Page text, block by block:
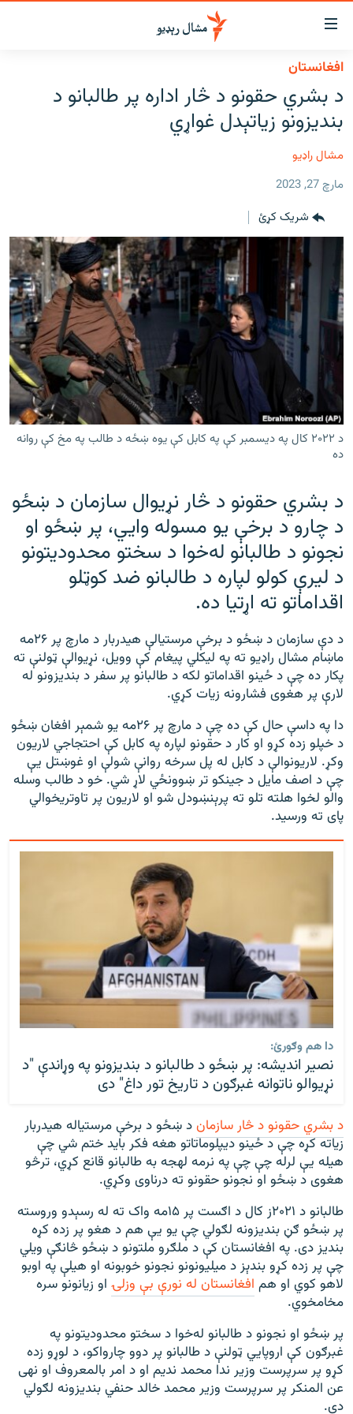
د
لاسرسي
ځای
پاڼې
موضوع
ته
شئ
عمومي
کورپاڼې
ته
لاړ
شئ
لټون
ته
ورشئ
لنډ خبرونه
پښتونخوا او قبایل
بلوچستان
پاکستان
افغانستان
ځانګړې مرکې، شننې
انځور او ویډیو
اوونیزې خپرونې
۱۴ ساعته راډیويي خپرونې
Gandhara
موږ وڅارئ
د ازادې اروپا راډیو ټولې ووبپاڼې
افغانستان
د بشري حقونو د څار اداره پر طالبانو د
بندیزونو زیاتېدل غواړي
مشال راډیو
مارچ 27, 2023
شریک کړئ
د ۲۰۲۲ کال په دیسمبر کې په کابل کې يوه ښځه د طالب په مخ کې روانه
ده
د بشري حقونو د څار نړيوال سازمان د ښځو
د چارو د برخې یو مسوله وایي، پر ښځو او
نجونو د طالبانو له‌خوا د سختو محدودیتونو
د لیرې کولو لپاره د طالبانو ضد کوټلو
اقداماتو ته اړتیا ده.
د دې سازمان د ښځو د برخې مرستیالې هیدربار د مارچ پر ۲۶مه
ماښام مشال راډیو ته په لیکلي پیغام کې وویل، نړیوالې ټولنې ته
پکار ده چې د ځینو اقداماتو لکه د طالبانو پر سفر د بندیزونو له
لارې پر هغوی فشارونه زیات کړي.
دا په داسې حال کې ده چې د مارچ پر ۲۶مه یو شمېر افغان ښځو
د خپلو زده کړو او کار د حقونو لپاره په کابل کې احتجاجي لاریون
وکړ. لاریونوالې د کابل له پل سرخه روانې شولې او غوښتل یې
چې د اصف مایل د جینکو تر ښوونځي لاړ شي. خو د طالب وسله
والو لخوا هلته تلو ته پرېنښودل شو او لاریون پر تاوتریخوالي
پای ته ورسید.
دا هم وګورئ:
نصیر انديشه: پر ښځو د طالبانو د بندیزونو په وړاندې "د
نړيوالو ناتوانه غبرګون د تاريخ تور داغ" دی
د بشري حقونو د څار سازماند ښځو د برخې مرستیاله هیدربار
زیاته کړه چې د ځینو دیپلوماتاتو هغه فکر باید ختم شي چې
هیله یې لرله چې چې په نرمه لهجه به طالبانو قانع کړي، ترڅو
هغوی د ښځو او نجونو حقونو ته درناوی وکړي.
طالبانو د ۲۰۲۱ز کال د اګست پر ۱۵مه واک ته له رسېدو وروسته
پر ښځو ګڼ بندیزونه لګولي چې یو یې هم د هغو پر زده کړه
بندیز دی. په افغانستان کې د ملګرو ملتونو د ښځو څانګې ويلي
چې پر زده کړو بندېز د ميلیونونو نجونو خوبونه او هیلې په اوبو
لاهو کوي او هم افغانستان له نورې بې‌ وزلۍ او زیانونو سره
مخامخوي.
پر ښځو او نجونو د طالبانو له‌خوا د سختو محدودیتونو په
غبرګون کې اروپايي ټولنې د طالبانو پر دوو چارواکو، د لوړو زده
‌کړو پر سرپرست وزیر ندا محمد ندیم او د امر بالمعروف او نهی
عن المنکر پر سرپرست وزیر محمد خالد حنفي بندیزونه لګولي
دي.